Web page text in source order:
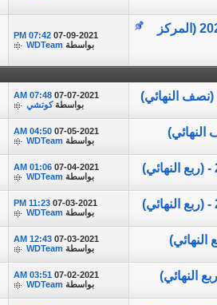
مباراة كاملة || بيرو vs كولومبيا || بطولة كوبا أمريكا 2021 (المركز 07-09-2021
07:42 PM
بواسطة WDTeam
07-07-2021
07:48 AM
بواسطةكوتشي
07-05-2021
04:50 AM
بواسطة WDTeam
07-04-2021
01:06 AM
بواسطة WDTeam
07-03-2021
11:23 PM
بواسطة WDTeam
07-03-2021
12:43 AM
بواسطة WDTeam
07-02-2021
03:51 AM
بواسطة WDTeam